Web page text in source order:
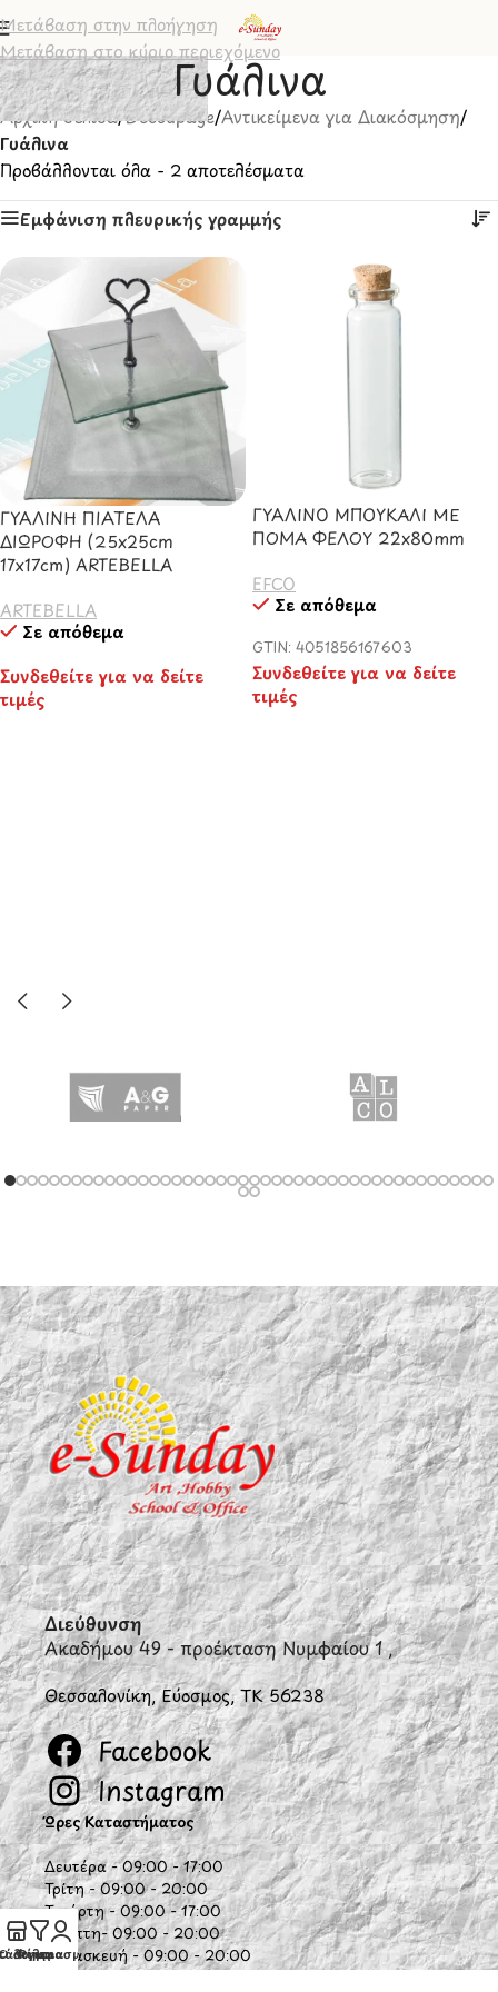
Μετάβαση στην πλοήγηση
Μετάβαση στο κύριο περιεχόμενο
Γυάλινα
Αρχική σελίδα/Decoupage/Αντικείμενα για Διακόσμηση/
Γυάλινα
Προβάλλονται όλα - 2 αποτελέσματα
Εμφάνιση πλευρικής γραμμής
ΓΥΑΛΙΝΗ ΠΙΑΤΕΛΑ
ΔΙΩΡΟΦΗ (25x25cm
17x17cm) ARTEBELLA
ARTEBELLA
Σε απόθεμα
Συνδεθείτε για να δείτε
τιμές
ΓΥΑΛΙΝΟ ΜΠΟΥΚΑΛΙ ΜΕ
ΠΟΜΑ ΦΕΛΟΥ 22x80mm
EFCO
Σε απόθεμα
GTIN: 4051856167603
Συνδεθείτε για να δείτε
τιμές
Διεύθυνση
Ακαδήμου 49 - προέκταση Νυμφαίου 1 ,
Θεσσαλονίκη, Εύοσμος, ΤΚ 56238
Facebook
Instagram
Ώρες Καταστήματος
Δευτέρα - 09:00 - 17:00
Τρίτη - 09:00 - 20:00
Τετάρτη - 09:00 - 17:00
Πέμπτη- 09:00 - 20:00
Παρασκευή - 09:00 - 20:00
Σάββατο - 10:00 - 15:00
Φίλτρα
λογαριασμός μου